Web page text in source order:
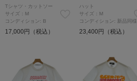
Tシャツ・カットソー
サイズ：M
コンディション: B
17,000円（税込）
ハット
サイズ：M
コンディション: 新品同様
23,400円（税込）